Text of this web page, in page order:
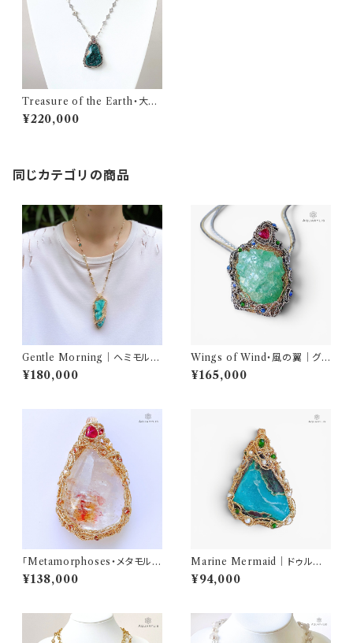
Treasure of the Earth・大地
の秘宝｜ダイオプテーズ ネック
レス（純銀いぶし／60＋10cm）
¥220,000
同じカテゴリの商品
Gentle Morning｜ヘミモルフ
ァイト 天使の羽ネックレス（K14
ゴールドフィルド）｜AQUARY
¥180,000
Wings of Wind・風の翼｜グリ
ーンアポフィライト ネックレス
（純銀×K14GF／60cm）｜AQ
¥165,000
「Metamorphoses・メタモルフ
ォーゼス」虹入りヘマトイドイン
クォーツペンダント
¥138,000
Marine Mermaid｜ドゥルー
ジークリソコラ＆アズライト ペン
ダント（K14GF）｜AQUARYLI
¥94,000